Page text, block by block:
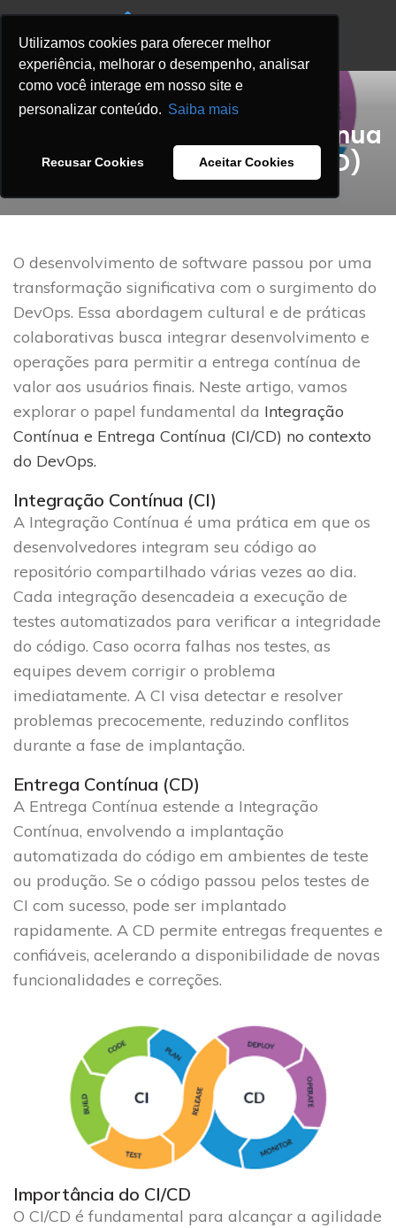
Utilizamos cookies para oferecer melhor
experiência, melhorar o desempenho, analisar
como você interage em nosso site e
personalizar conteúdo. Saiba mais
Recusar Cookies Aceitar Cookies
,
DevOps – Integração Contínua
e Entrega Contínua (CI/CD)
O desenvolvimento de software passou por uma
transformação significativa com o surgimento do
DevOps. Essa abordagem cultural e de práticas
colaborativas busca integrar desenvolvimento e
operações para permitir a entrega contínua de
valor aos usuários finais. Neste artigo, vamos
explorar o papel fundamental da Integração
Contínua e Entrega Contínua (CI/CD) no contexto
do DevOps.
Integração Contínua (CI)
A Integração Contínua é uma prática em que os
desenvolvedores integram seu código ao
repositório compartilhado várias vezes ao dia.
Cada integração desencadeia a execução de
testes automatizados para verificar a integridade
do código. Caso ocorra falhas nos testes, as
equipes devem corrigir o problema
imediatamente. A CI visa detectar e resolver
problemas precocemente, reduzindo conflitos
durante a fase de implantação.
Entrega Contínua (CD)
A Entrega Contínua estende a Integração
Contínua, envolvendo a implantação
automatizada do código em ambientes de teste
ou produção. Se o código passou pelos testes de
CI com sucesso, pode ser implantado
rapidamente. A CD permite entregas frequentes e
confiáveis, acelerando a disponibilidade de novas
funcionalidades e correções.
Importância do CI/CD
O CI/CD é fundamental para alcançar a agilidade